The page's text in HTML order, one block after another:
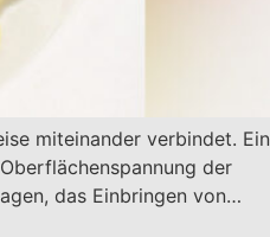
miteinander verbindet. Ein
der
das Einbringen von…